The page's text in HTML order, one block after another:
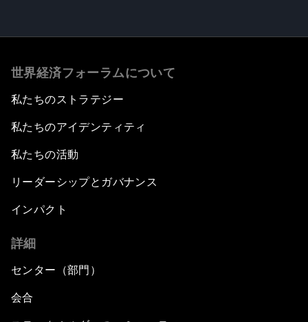
世界経済フォーラムについて
私たちのストラテジー
私たちのアイデンティティ
私たちの活動
リーダーシップとガバナンス
インパクト
詳細
センター（部門）
会合